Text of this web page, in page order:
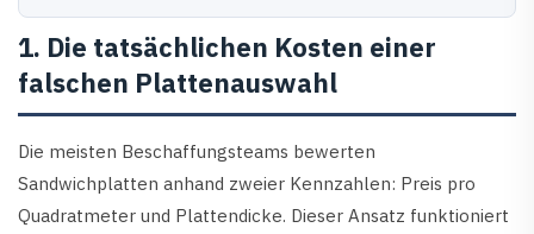
1. Die tatsächlichen Kosten einer
falschen Plattenauswahl
Die meisten Beschaffungsteams bewerten
Sandwichplatten anhand zweier Kennzahlen: Preis pro
Quadratmeter und Plattendicke. Dieser Ansatz funktioniert